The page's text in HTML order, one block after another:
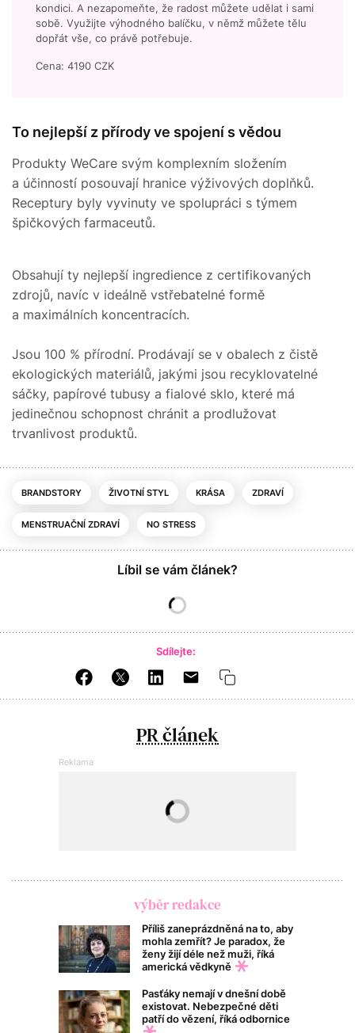
kondici. A nezapomeňte, že radost můžete udělat i sami
sobě. Využijte výhodného balíčku, v němž můžete tělu
dopřát vše, co právě potřebuje.
Cena: 4190 CZK
To nejlepší z přírody ve spojení s vědou
Produkty WeCare svým komplexním složením
a účinností posouvají hranice výživových doplňků.
Receptury byly vyvinuty ve spolupráci s týmem
špičkových farmaceutů.
Obsahují ty nejlepší ingredience z certifikovaných
zdrojů, navíc v ideálně vstřebatelné formě
a maximálních koncentracích.
Jsou 100 % přírodní. Prodávají se v obalech z čistě
ekologických materiálů, jakými jsou recyklovatelné
sáčky, papírové tubusy a fialové sklo, které má
jedinečnou schopnost chránit a prodlužovat
trvanlivost produktů.
BRANDSTORY ŽIVOTNÍ STYL KRÁSA ZDRAVÍ
MENSTRUAČNÍ ZDRAVÍ NO STRESS
Líbil se vám článek?
Sdílejte:
PR článek
výběr redakce
Příliš zaneprázdněná na to, aby
mohla zemřít? Je paradox, že
ženy žijí déle než muži, říká
americká vědkyně
Pasťáky nemají v dnešní době
existovat. Nebezpečné děti
patří do vězení, říká odbornice